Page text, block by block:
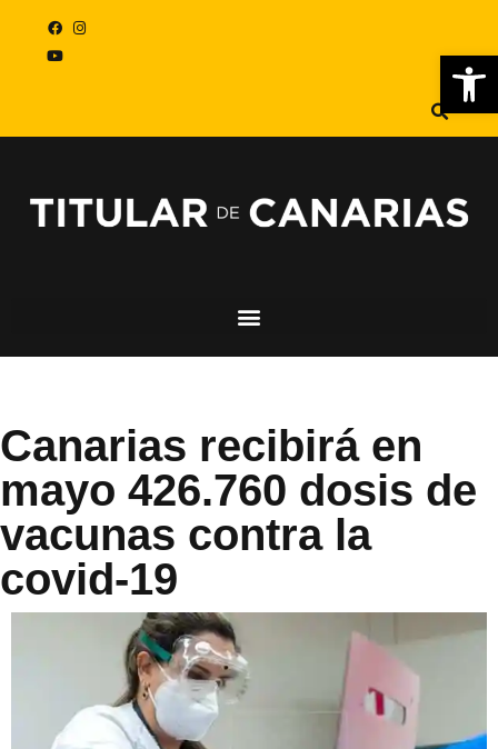
Canarias recibirá en
mayo 426.760 dosis de
vacunas contra la
covid-19